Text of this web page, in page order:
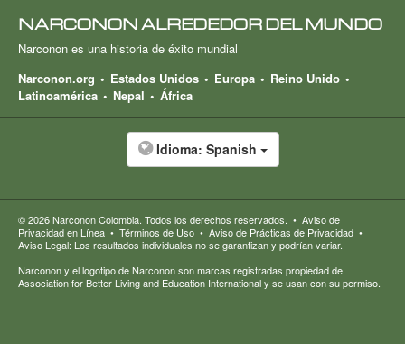
NARCONON ALREDEDOR DEL MUNDO
Narconon es una historia de éxito mundial
Narconon.org
Estados Unidos Europa
Reino Unido
Latinoamérica
Nepal África
Idioma: Spanish
© 2026Narconon Colombia. Todos los derechos reservados. • Aviso de
Privacidad en Línea • Términos de Uso • Aviso de Prácticas de Privacidad •
Aviso Legal: Los resultados individuales no se garantizan y podrían variar.
Narconon y el logotipo de Narconon son marcas registradas propiedad de
Association for Better Living and Education International y se usan con su permiso.